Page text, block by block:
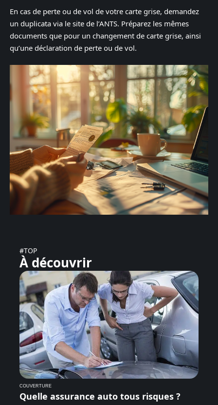
En cas de perte ou de vol de votre carte grise, demandez
un duplicata via le site de l’ANTS. Préparez les mêmes
documents que pour un changement de carte grise, ainsi
qu’une déclaration de perte ou de vol.
#TOP
À découvrir
COUVERTURE
Quelle assurance auto tous risques ?